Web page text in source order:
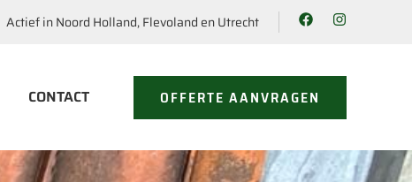
Actief in Noord Holland, Flevoland en Utrecht
CONTACT OFFERTE AANVRAGEN